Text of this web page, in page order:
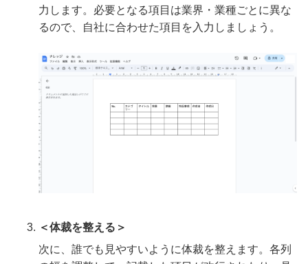
力します。必要となる項目は業界・業種ごとに異な
るので、自社に合わせた項目を入力しましょう。
＜体裁を整える＞
次に、誰でも見やすいように体裁を整えます。各列